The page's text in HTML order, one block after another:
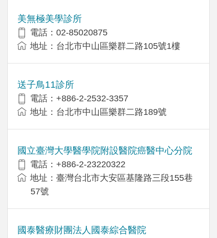
美無極美學診所
電話：02-85020875
地址：台北市中山區樂群二路105號1樓
送子鳥11診所
電話：+886-2-2532-3357
地址：台北巿中山區樂群二路189號
國立臺灣大學醫學院附設醫院癌醫中心分院
電話：+886-2-23220322
地址：臺灣台北市大安區基隆路三段155巷
57號
國泰醫療財團法人國泰綜合醫院